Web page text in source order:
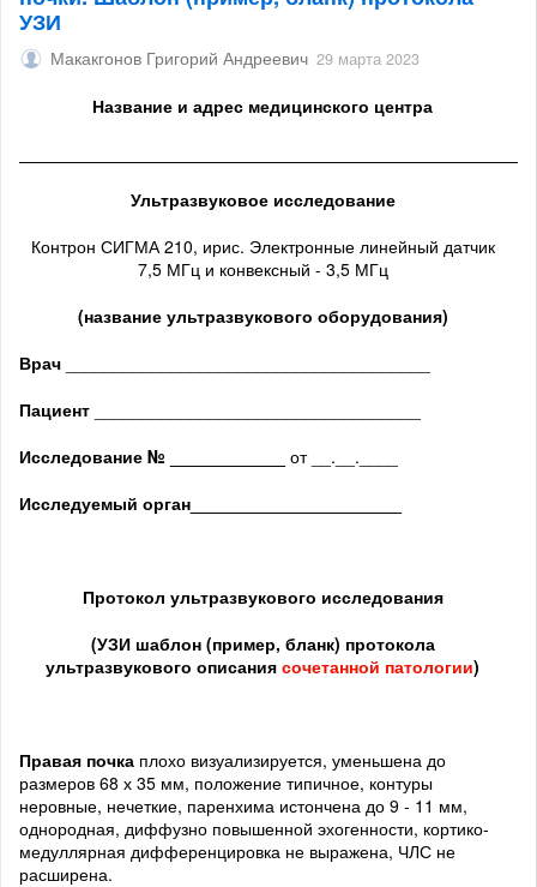
УЗИ
Макакгонов Григорий Андреевич 29 марта 2023
Название и адрес медицинского центра
Ультразвуковое исследование
Контрон СИГМА 210, ирис. Электронные линейный датчик
7,5 МГц и конвексный - 3,5 МГц
(название ультразвукового оборудования)
Врач
Пациент
Исследование № ____________ от __.__.____
Исследуемый орган
Протокол ультразвукового исследования
(УЗИ шаблон (пример, бланк) протокола
ультразвукового описания сочетанной патологии)
Правая почка плохо визуализируется, уменьшена до
размеров 68 х 35 мм, положение типичное, контуры
неровные, нечеткие, паренхима истончена до 9 - 11 мм,
однородная, диффузно повышенной эхогенности, кортико-
медуллярная дифференцировка не выражена, ЧЛС не
расширена.